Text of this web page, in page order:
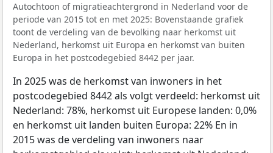
Autochtoon of migratieachtergrond in Nederland voor de
periode van 2015 tot en met 2025: Bovenstaande grafiek
toont de verdeling van de bevolking naar herkomst uit
Nederland, herkomst uit Europa en herkomst van buiten
Europa in het postcodegebied 8442 per jaar.
In 2025 was de herkomst van inwoners in het
postcodegebied 8442 als volgt verdeeld: herkomst uit
Nederland: 78%, herkomst uit Europese landen: 0,0%
en herkomst uit landen buiten Europa: 22% En in
2015 was de verdeling van inwoners naar